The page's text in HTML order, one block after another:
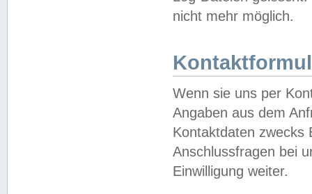
nicht mehr möglich.
Wenn sie uns per
Angaben aus dem
Kontaktdaten zwecks
Anschlussfragen bei
Einwilligung weiter.